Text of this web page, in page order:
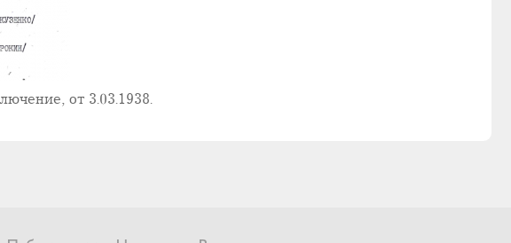
от 3.03.1938.